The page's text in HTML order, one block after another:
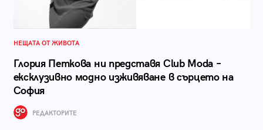
НЕЩАТА ОТ ЖИВОТА
Глория Петкова ни представя Club Moda –
ексклузивно модно изживяване в сърцето на
София
РЕДАКТОРИТЕ